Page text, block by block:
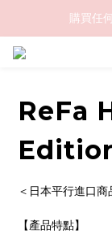
購買任
ReFa
＜日本平行進口商
【產品特點】